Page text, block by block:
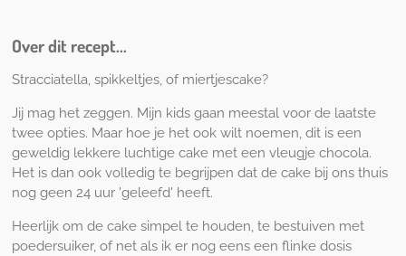
e
n
Over dit recept...
Stracciatella, spikkeltjes, of miertjescake?
Jij mag het zeggen. Mijn kids gaan meestal voor de laatste
twee opties. Maar hoe je het ook wilt noemen, dit is een
geweldig lekkere luchtige cake met een vleugje chocola.
Het is dan ook volledig te begrijpen dat de cake bij ons thuis
nog geen 24 uur 'geleefd' heeft.
Heerlijk om de cake simpel te houden, te bestuiven met
poedersuiker, of net als ik er nog eens een flinke dosis